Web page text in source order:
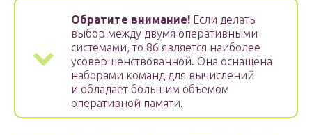
Обратите внимание! Если делать
выбор между двумя оперативными
системами, то 86 является наиболее
усовершенствованной. Она оснащена
наборами команд для вычислений
и обладает большим объемом
оперативной памяти.